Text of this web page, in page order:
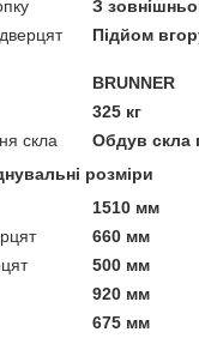
З
Підйом
BRUNNER
325 кг
скла
Обдув скла
розміри
1510 мм
660 мм
500 мм
920 мм
675 мм